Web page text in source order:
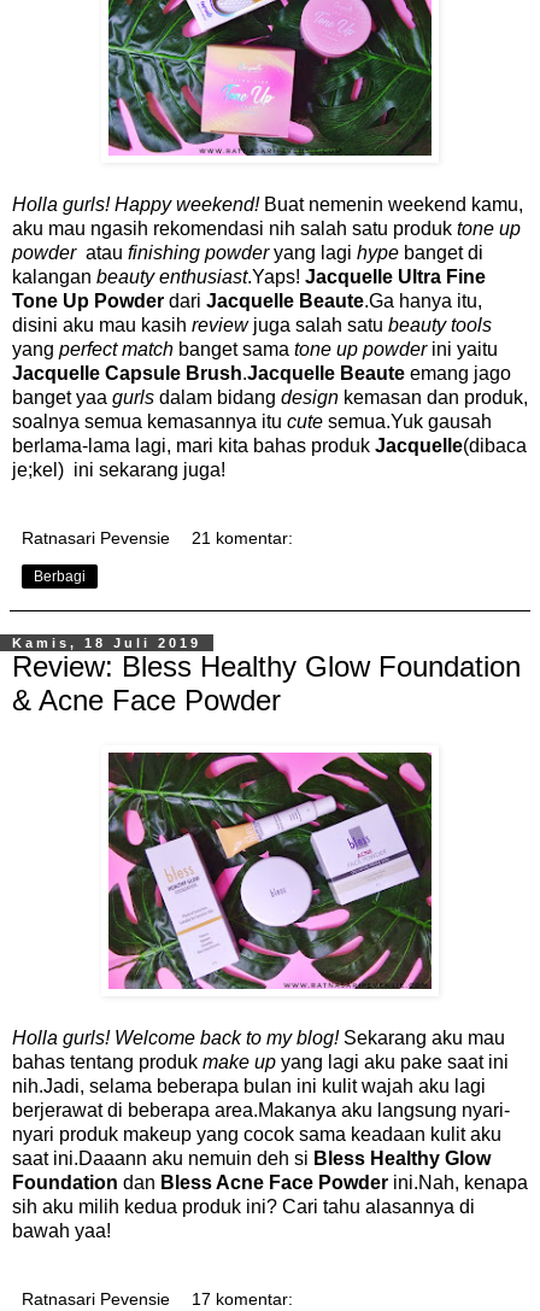
Holla gurls! Happy weekend! Buat nemenin weekend kamu,
aku mau ngasih rekomendasi nih salah satu produk tone up
powderatau finishing powderyang lagi hype banget di
kalangan beauty enthusiast.Yaps! Jacquelle Ultra Fine
Tone Up Powder dari Jacquelle Beaute.Ga hanya itu,
disini aku mau kasih reviewjuga salah satu beauty tools
yang perfect match banget sama tone up powderini yaitu
Jacquelle Capsule Brush.Jacquelle Beaute emang jago
banget yaa gurls dalam bidang design kemasan dan produk,
soalnya semua kemasannya itu cute semua.Yuk gausah
berlama-lama lagi, mari kita bahas produk Jacquelle(dibaca
je;kel) ini sekarang juga!
Ratnasari Pevensie 21 komentar:
Berbagi
Kamis, 18 Juli 2019
Review: Bless Healthy Glow Foundation
& Acne Face Powder
Holla gurls! Welcome back to my blog! Sekarang aku mau
bahas tentang produk make up yang lagi aku pake saat ini
nih.Jadi, selama beberapa bulan ini kulit wajah aku lagi
berjerawat di beberapa area.Makanya aku langsung nyari-
nyari produk makeup yang cocok sama keadaan kulit aku
saat ini.Daaann aku nemuin deh si Bless Healthy Glow
Foundation dan Bless Acne Face Powder ini.Nah, kenapa
sih aku milih kedua produk ini? Cari tahu alasannya di
bawah yaa!
Ratnasari Pevensie 17 komentar: